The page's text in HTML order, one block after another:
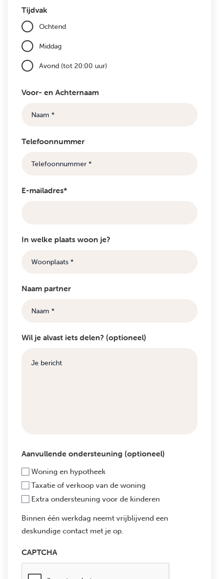
Tijdvak
Ochtend
Middag
Avond (tot 20:00 uur)
Voor- en Achternaam
Telefoonnummer
E-mailadres*
In welke plaats woon je?
Naam partner
Wil je alvast iets delen? (optioneel)
Aanvullende ondersteuning (optioneel)
Woning en hypotheek
Taxatie of verkoop van de woning
Extra ondersteuning voor de kinderen
Binnen één werkdag neemt vrijblijvend een
deskundige contact met je op.
CAPTCHA